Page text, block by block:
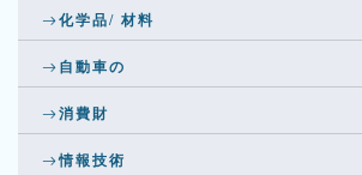
化学品/ 材料
自動車の
消費財
情報技術